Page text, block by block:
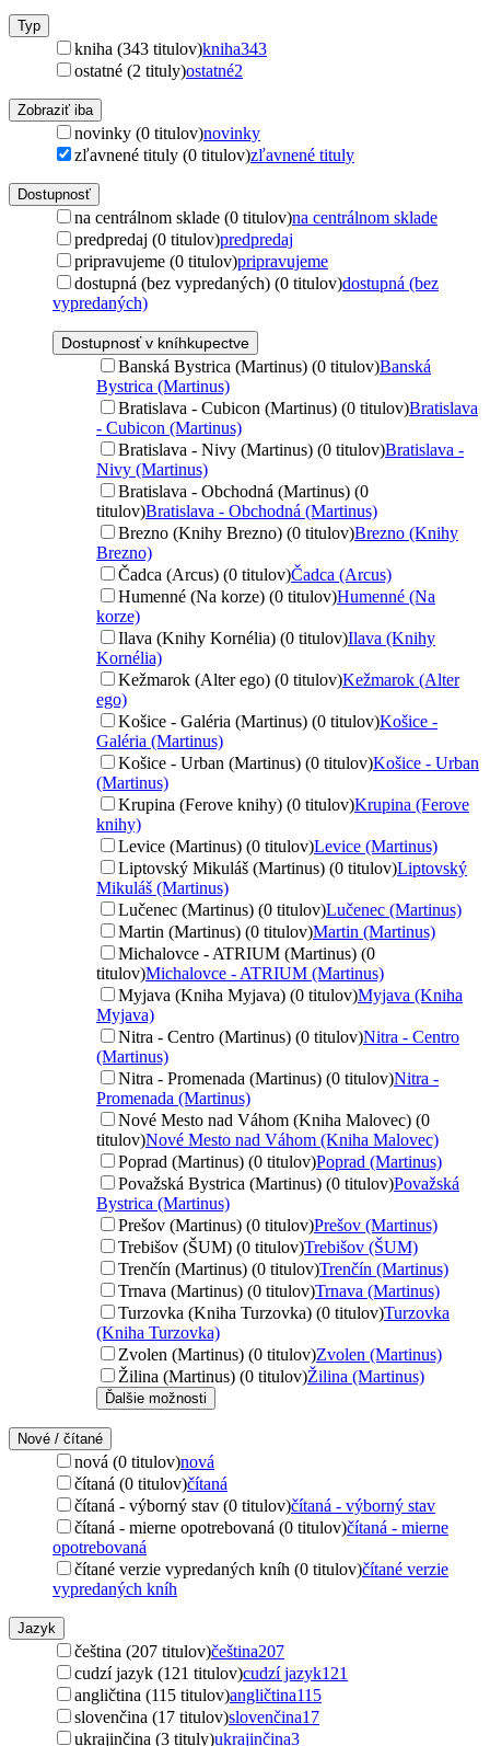
Typ
kniha (343 titulov)kniha343
ostatné (2 tituly)ostatné2
Zobraziť iba
novinky (0 titulov)novinky
zľavnené tituly (0 titulov)zľavnené tituly
Dostupnosť
na centrálnom sklade (0 titulov)na centrálnom sklade
predpredaj (0 titulov)predpredaj
pripravujeme (0 titulov)pripravujeme
dostupná (bez vypredaných) (0 titulov)dostupná (bez
vypredaných)
Dostupnosť v kníhkupectve
Banská Bystrica (Martinus) (0 titulov)Banská
Bystrica (Martinus)
Bratislava - Cubicon (Martinus) (0 titulov)Bratislava
- Cubicon (Martinus)
Bratislava - Nivy (Martinus) (0 titulov)Bratislava -
Nivy (Martinus)
Bratislava - Obchodná (Martinus) (0
titulov)Bratislava - Obchodná (Martinus)
Brezno (Knihy Brezno) (0 titulov)Brezno (Knihy
Brezno)
Čadca (Arcus) (0 titulov)Čadca (Arcus)
Humenné (Na korze) (0 titulov)Humenné (Na
korze)
Ilava (Knihy Kornélia) (0 titulov)Ilava (Knihy
Kornélia)
Kežmarok (Alter ego) (0 titulov)Kežmarok (Alter
ego)
Košice - Galéria (Martinus) (0 titulov)Košice -
Galéria (Martinus)
Košice - Urban (Martinus) (0 titulov)Košice - Urban
(Martinus)
Krupina (Ferove knihy) (0 titulov)Krupina (Ferove
knihy)
Levice (Martinus) (0 titulov)Levice (Martinus)
Liptovský Mikuláš (Martinus) (0 titulov)Liptovský
Mikuláš (Martinus)
Lučenec (Martinus) (0 titulov)Lučenec (Martinus)
Martin (Martinus) (0 titulov)Martin (Martinus)
Michalovce - ATRIUM (Martinus) (0
titulov)Michalovce - ATRIUM (Martinus)
Myjava (Kniha Myjava) (0 titulov)Myjava (Kniha
Myjava)
Nitra - Centro (Martinus) (0 titulov)Nitra - Centro
(Martinus)
Nitra - Promenada (Martinus) (0 titulov)Nitra -
Promenada (Martinus)
Nové Mesto nad Váhom (Kniha Malovec) (0
titulov)Nové Mesto nad Váhom (Kniha Malovec)
Poprad (Martinus) (0 titulov)Poprad (Martinus)
Považská Bystrica (Martinus) (0 titulov)Považská
Bystrica (Martinus)
Prešov (Martinus) (0 titulov)Prešov (Martinus)
Trebišov (ŠUM) (0 titulov)Trebišov (ŠUM)
Trenčín (Martinus) (0 titulov)Trenčín (Martinus)
Trnava (Martinus) (0 titulov)Trnava (Martinus)
Turzovka (Kniha Turzovka) (0 titulov)Turzovka
(Kniha Turzovka)
Zvolen (Martinus) (0 titulov)Zvolen (Martinus)
Žilina (Martinus) (0 titulov)Žilina (Martinus)
Ďalšie možnosti
Nové / čítané
nová (0 titulov)nová
čítaná (0 titulov)čítaná
čítaná - výborný stav (0 titulov)čítaná - výborný stav
čítaná - mierne opotrebovaná (0 titulov)čítaná - mierne
opotrebovaná
čítané verzie vypredaných kníh (0 titulov)čítané verzie
vypredaných kníh
Jazyk
čeština (207 titulov)čeština207
cudzí jazyk (121 titulov)cudzí jazyk121
angličtina (115 titulov)angličtina115
slovenčina (17 titulov)slovenčina17
ukrajinčina (3 tituly)ukrajinčina3